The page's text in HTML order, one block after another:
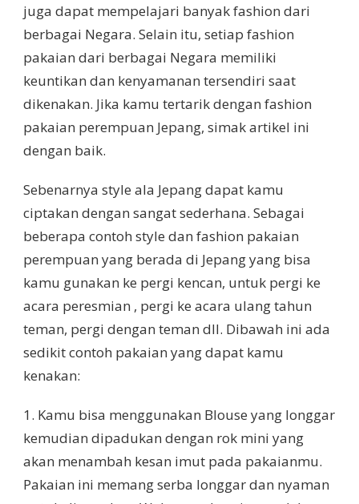
juga dapat mempelajari banyak fashion dari
berbagai Negara. Selain itu, setiap fashion
pakaian dari berbagai Negara memiliki
keuntikan dan kenyamanan tersendiri saat
dikenakan. Jika kamu tertarik dengan fashion
pakaian perempuan Jepang, simak artikel ini
dengan baik.
Sebenarnya style ala Jepang dapat kamu
ciptakan dengan sangat sederhana. Sebagai
beberapa contoh style dan fashion pakaian
perempuan yang berada di Jepang yang bisa
kamu gunakan ke pergi kencan, untuk pergi ke
acara peresmian , pergi ke acara ulang tahun
teman, pergi dengan teman dll. Dibawah ini ada
sedikit contoh pakaian yang dapat kamu
kenakan:
1. Kamu bisa menggunakan Blouse yang longgar
kemudian dipadukan dengan rok mini yang
akan menambah kesan imut pada pakaianmu.
Pakaian ini memang serba longgar dan nyaman